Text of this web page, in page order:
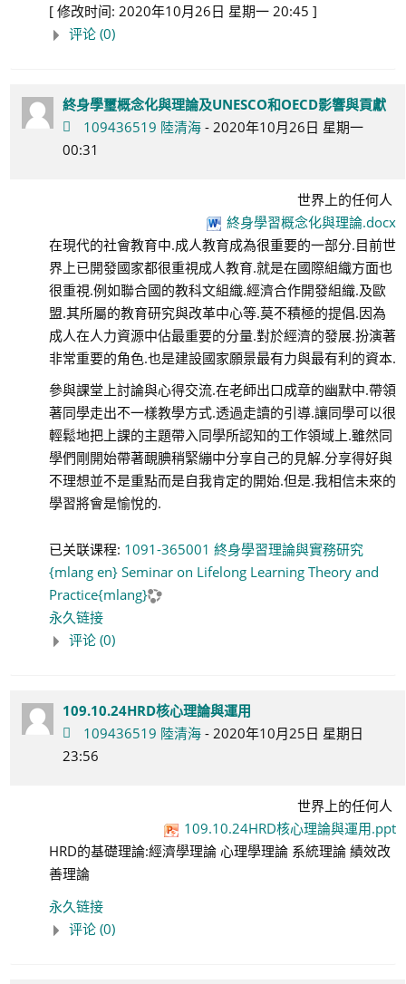
[ 修改时间: 2020年10月26日 星期一 20:45 ]
评论 (0)
終身學璽概念化與理論及UNESCO和OECD影響與貢獻
109436519 陸清海- 2020年10月26日 星期一
00:31
世界上的任何人
終身學習概念化與理論.docx
在現代的社會教育中.成人教育成為很重要的一部分.目前世
界上已開發國家都很重視成人教育.就是在國際組織方面也
很重視.例如聯合國的教科文組織.經濟合作開發組織.及歐
盟.其所屬的教育研究與改革中心等.莫不積極的提倡.因為
成人在人力資源中佔最重要的分量.對於經濟的發展.扮演著
非常重要的角色.也是建設國家願景最有力與最有利的資本.
參與課堂上討論與心得交流.在老師出口成章的幽默中.帶領
著同學走出不一樣教學方式.透過走讀的引導.讓同學可以很
輕鬆地把上課的主題帶入同學所認知的工作領域上.雖然同
學們剛開始帶著靦腆稍緊繃中分享自己的見解.分享得好與
不理想並不是重點而是自我肯定的開始.但是.我相信未來的
學習將會是愉悅的.
已关联课程: 1091-365001 終身學習理論與實務研究
{mlang en} Seminar on Lifelong Learning Theory and
Practice{mlang}
永久链接
评论 (0)
109.10.24HRD核心理論與運用
109436519 陸清海- 2020年10月25日 星期日
23:56
世界上的任何人
109.10.24HRD核心理論與運用.ppt
HRD的基礎理論:經濟學理論 心理學理論 系統理論 績效改
善理論
永久链接
评论 (0)